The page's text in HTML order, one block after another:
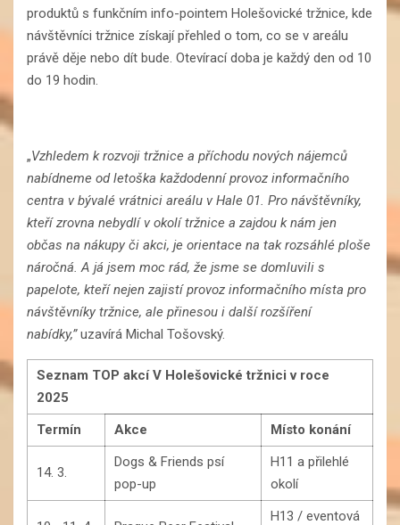
produktů s funkčním info-pointem Holešovické tržnice, kde
návštěvníci tržnice získají přehled o tom, co se v areálu
právě děje nebo dít bude. Otevírací doba je každý den od 10
do 19 hodin.
„Vzhledem k rozvoji tržnice a příchodu nových nájemců
nabídneme od letoška každodenní provoz informačního
centra v bývalé vrátnici areálu v Hale 01. Pro návštěvníky,
kteří zrovna nebydlí v okolí tržnice a zajdou k nám jen
občas na nákupy či akci, je orientace na tak rozsáhlé ploše
náročná. A já jsem moc rád, že jsme se domluvili s
papelote, kteří nejen zajistí provoz informačního místa pro
návštěvníky tržnice, ale přinesou i další rozšíření
nabídky,”uzavírá Michal Tošovský.
Seznam TOP akcí V Holešovické tržnici v roce
2025
Termín
Akce Místo konání
14. 3.
Dogs & Friends psí
pop-up
H11 a přilehlé
okolí
H13 / eventová